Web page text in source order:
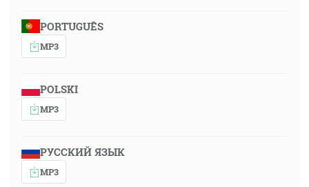
PORTUGUÊS
MP3
POLSKI
MP3
РУССКИЙ ЯЗЫК
MP3